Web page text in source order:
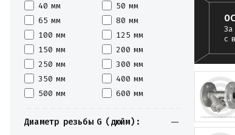
40 мм
50 мм
65 мм
80 мм
100 мм
125 мм
150 мм
200 мм
250 мм
300 мм
350 мм
400 мм
500 мм
600 мм
Диаметр резьбы G (дюйм):
За
с